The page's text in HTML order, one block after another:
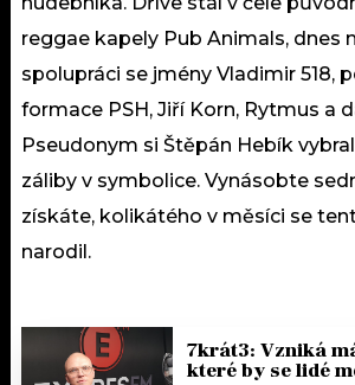
reggae kapely Pub Animals, dnes
spolupráci se jmény Vladimir 518,
formace PSH, Jiří Korn, Rytmus a
Pseudonym si Štěpán Hebík
záliby v symbolice. Vynásobte
získáte, kolikátého v měsíci se
narodil.
7krát3: Vzniká
které by se lidé